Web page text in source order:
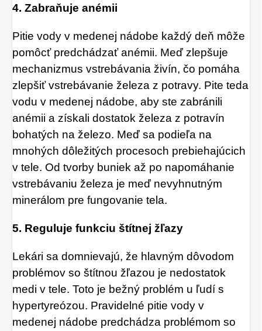
4. Zabraňuje anémii
Pitie vody v medenej nádobe každý deň môže
pomôcť predchádzať anémii. Meď zlepšuje
mechanizmus vstrebávania živín, čo pomáha
zlepšiť vstrebávanie železa z potravy. Pite teda
vodu v medenej nádobe, aby ste zabránili
anémii a získali dostatok železa z potravín
bohatých na železo. Meď sa podieľa na
mnohých dôležitých procesoch prebiehajúcich
v tele. Od tvorby buniek až po napomáhanie
vstrebávaniu železa je meď nevyhnutným
minerálom pre fungovanie tela.
5. Reguluje funkciu štítnej žľazy
Lekári sa domnievajú, že hlavným dôvodom
problémov so štítnou žľazou je nedostatok
medi v tele. Toto je bežný problém u ľudí s
hypertyreózou. Pravidelné pitie vody v
medenej nádobe predchádza problémom so